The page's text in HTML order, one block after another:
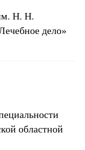
Н. Н.
дело»
областной